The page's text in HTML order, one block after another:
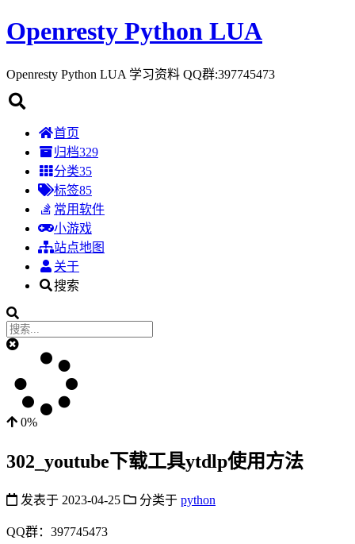
Openresty Python LUA
Openresty Python LUA 学习资料 QQ群:397745473
首页
归档329
分类35
标签85
常用软件
小游戏
站点地图
关于
搜索
0%
302_youtube下载工具ytdlp使用方法
发表于 2023-04-25 分类于 python
QQ群：397745473